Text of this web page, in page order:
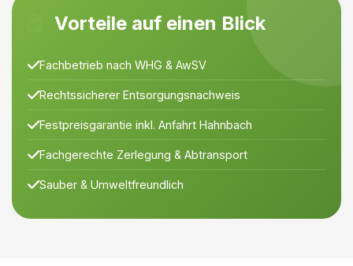
Vorteile auf einen Blick
Fachbetrieb nach WHG & AwSV
Rechtssicherer Entsorgungsnachweis
Festpreisgarantie inkl. Anfahrt Hahnbach
Fachgerechte Zerlegung & Abtransport
Sauber & Umweltfreundlich